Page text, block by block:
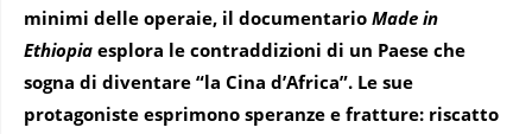
minimi delle operaie, il documentario Made in
Ethiopia esplora le contraddizioni di un Paese che
sogna di diventare “la Cina d’Africa”. Le sue
protagoniste esprimono speranze e fratture: riscatto